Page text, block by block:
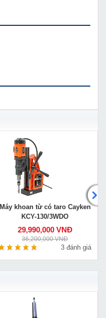
Máy khoan từ có taro Cayken
KCY-130/3WDO
29,990,000 VNĐ
36,200,000 VNĐ
3 đánh giá